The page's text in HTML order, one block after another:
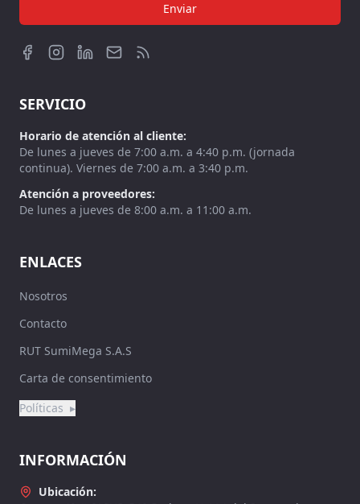
Enviar
SERVICIO
Horario de atención al cliente:
De lunes a jueves de 7:00 a.m. a 4:40 p.m. (jornada
continua). Viernes de 7:00 a.m. a 3:40 p.m.
Atención a proveedores:
De lunes a jueves de 8:00 a.m. a 11:00 a.m.
ENLACES
Nosotros
Contacto
RUT SumiMega S.A.S
Carta de consentimiento
Políticas ▸
INFORMACIÓN
Ubicación: